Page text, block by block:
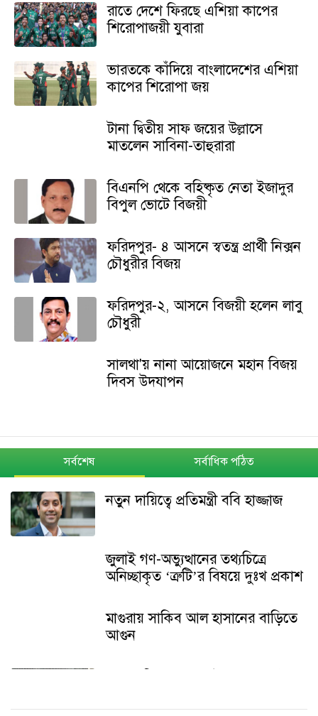
রাতে দেশে ফিরছে এশিয়া কাপের
শিরোপাজয়ী যুবারা
ভারতকে কাঁদিয়ে বাংলাদেশের এশিয়া
কাপের শিরোপা জয়
টানা দ্বিতীয় সাফ জয়ের উল্লাসে
মাতলেন সাবিনা-তাহুরারা
বিএনপি থেকে বহিষ্কৃত নেতা ইজাদুর
বিপুল ভোটে বিজয়ী
ফরিদপুর- ৪ আসনে স্বতন্ত্র প্রার্থী নিক্সন
চৌধুরীর বিজয়
ফরিদপুর-২, আসনে বিজয়ী হলেন লাবু
চৌধুরী
সালথা'য় নানা আয়োজনে মহান বিজয়
দিবস উদযাপন
সর্বশেষ সর্বাধিক পঠিত
নতুন দায়িত্বে প্রতিমন্ত্রী ববি হাজ্জাজ
জুলাই গণ-অভ্যুত্থানের তথ্যচিত্রে
অনিচ্ছাকৃত ‘ত্রুটি’র বিষয়ে দুঃখ প্রকাশ
মাগুরায় সাকিব আল হাসানের বাড়িতে
আগুন